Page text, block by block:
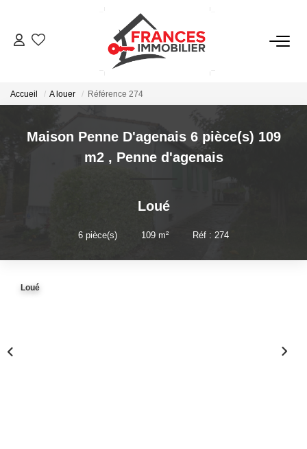
GESTION LOCATIVE
NOTRE AGENCE
Accueil A louer Référence 274
Maison Penne D'agenais 6 pièce(s) 109
m2 , Penne d'agenais
Loué
6 pièce(s) 109 m² Réf : 274
Loué